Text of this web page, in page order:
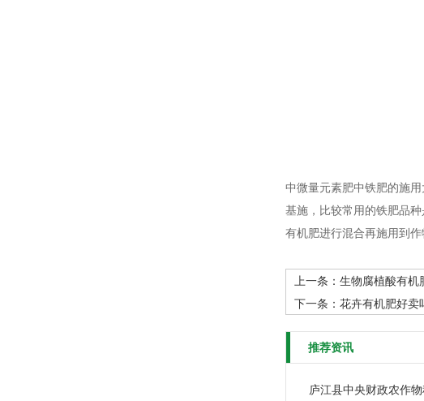
中微量元素肥中铁肥的施
基施，比较常用的铁肥品
有机肥进行混合再施用到
上一条： 生物腐植酸有机
下一条： 花卉有机肥好卖
推荐资讯
庐江县中央财政农作